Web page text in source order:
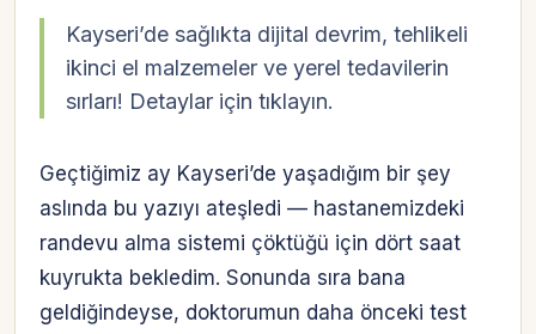
Kayseri’de sağlıkta dijital devrim, tehlikeli
ikinci el malzemeler ve yerel tedavilerin
sırları! Detaylar için tıklayın.
Geçtiğimiz ay Kayseri’de yaşadığım bir şey
aslında bu yazıyı ateşledi — hastanemizdeki
randevu alma sistemi çöktüğü için dört saat
kuyrukta bekledim. Sonunda sıra bana
geldiğindeyse, doktorumun daha önceki test